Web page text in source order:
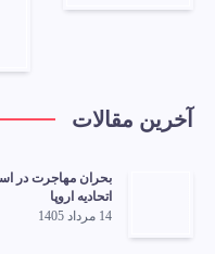
آخرین مقالات
بحران مهاجرت در
اتحادیه اروپا
14 مرداد 1405